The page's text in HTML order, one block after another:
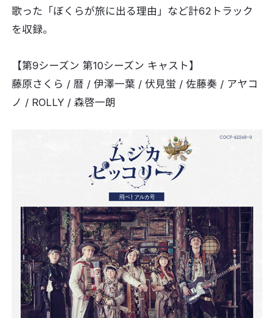
歌った「ぼくらが旅に出る理由」など計62トラック
を収録。
【第9シーズン 第10シーズン キャスト】
藤原さくら / 暦 / 伊澤一葉 / 伏見蛍 / 佐藤奏 / アヤコ
ノ / ROLLY / 森啓一朗